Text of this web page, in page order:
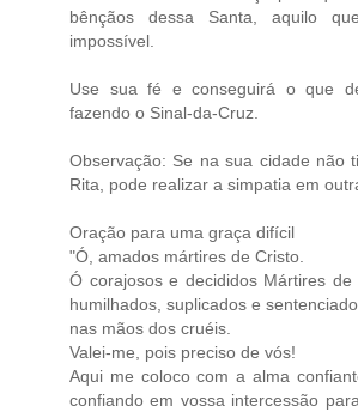
bênçãos dessa Santa, aquilo
impossível.
Use sua fé e conseguirá o que
fazendo o Sinal-da-Cruz.
Observação: Se na sua cidade não
Rita, pode realizar a simpatia em
Oração para uma graça difícil
"Ó, amados mártires de Cristo.
Ó corajosos e decididos Mártires
humilhados, suplicados e
nas mãos dos cruéis.
Valei-me, pois preciso de vós!
Aqui me coloco com a alma
confiando em vossa intercessão